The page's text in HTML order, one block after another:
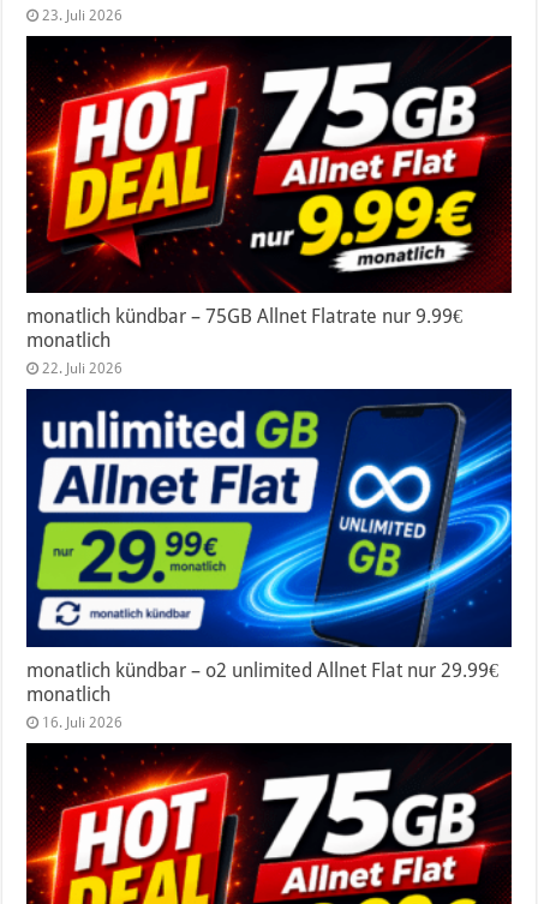
23. Juli 2026
monatlich kündbar – 75GB Allnet Flatrate nur 9.99€
monatlich
22. Juli 2026
monatlich kündbar – o2 unlimited Allnet Flat nur 29.99€
monatlich
16. Juli 2026